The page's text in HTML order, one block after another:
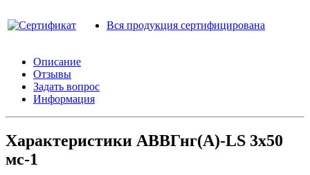
Вся продукция сертифицирована
Описание
Отзывы
Задать вопрос
Информация
Характеристики АВВГнг(A)-LS 3х50
мс-1